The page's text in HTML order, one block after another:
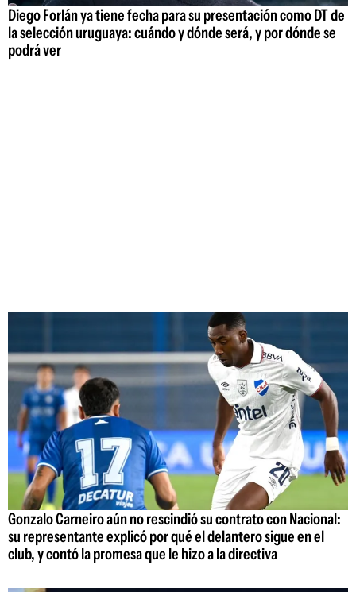
Diego Forlán ya tiene fecha para su presentación como DT de
la selección uruguaya: cuándo y dónde será, y por dónde se
podrá ver
Gonzalo Carneiro aún no rescindió su contrato con Nacional:
su representante explicó por qué el delantero sigue en el
club, y contó la promesa que le hizo a la directiva